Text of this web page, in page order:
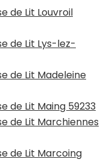
de Lit Louvroil
de Lit Lys-lez-
de Lit Madeleine
de Lit Maing 59233
de Lit Marchiennes
de Lit Marcoing